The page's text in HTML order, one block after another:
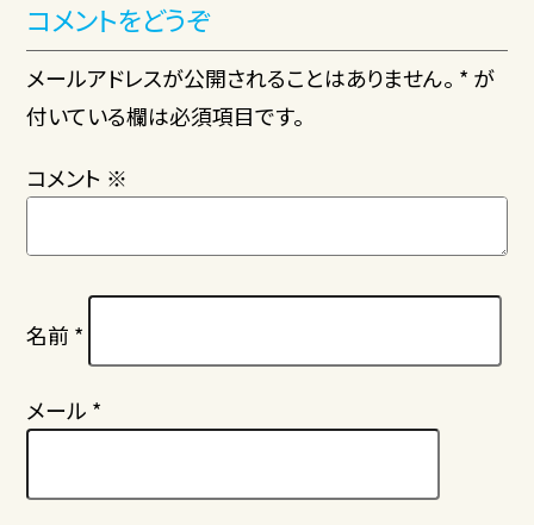
コメントをどうぞ
メールアドレスが公開されることはありません。 * が
付いている欄は必須項目です。
コメント ※
名前 *
メール *